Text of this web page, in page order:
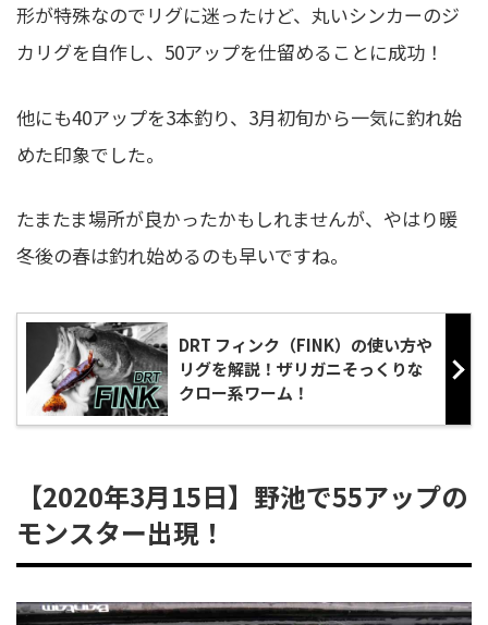
形が特殊なのでリグに迷ったけど、丸いシンカーのジ
カリグを自作し、50アップを仕留めることに成功！
他にも40アップを3本釣り、3月初旬から一気に釣れ始
めた印象でした。
たまたま場所が良かったかもしれませんが、やはり暖
冬後の春は釣れ始めるのも早いですね。
DRT フィンク（FINK）の使い方や
リグを解説！ザリガニそっくりな
クロー系ワーム！
【2020年3月15日】野池で55アップの
モンスター出現！